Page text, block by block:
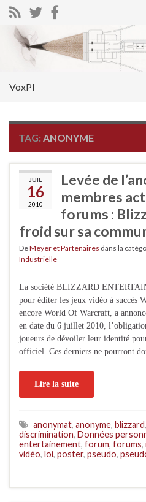
Search for:
VoxPI
TAG: ANONYME
JUIL
16
2010
Levée de
membres
forums :
froid sur sa
DeMeyer et Partenaires dans la
Industrielle
La société BLIZZARD
pour éditer les jeux vidéo à succès
encore World Of Warcraft, a
en date du 6 juillet 2010,
joueurs de dévoiler leur identité
officiel. Ces derniers ne pourront
Lire la suite
anonymat, anonyme, blizzard,
discrimination, Données
entertainement, forum, forums,
vidéo, loi, poster, pseudo,